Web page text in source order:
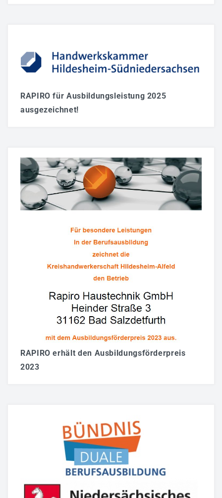
RAPIRO für Ausbildungsleistung 2025
ausgezeichnet!
RAPIRO erhält den Ausbildungsförderpreis
2023